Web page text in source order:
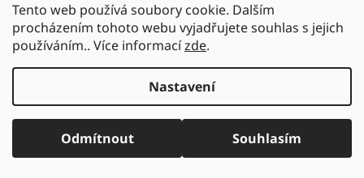
Tento web používá soubory cookie. Dalším
procházením tohoto webu vyjadřujete souhlas s jejich
používáním.. Více informacízde.
Nastavení
Odmítnout Souhlasím
Ochranné pomůcky pro práci s pilou
Ochranné pomůcky pro práci s pilou výrazně snižují
riziko úrazu. Poradíme, co vybrat pro hobby použití i
pravidelnou práci v terénu.